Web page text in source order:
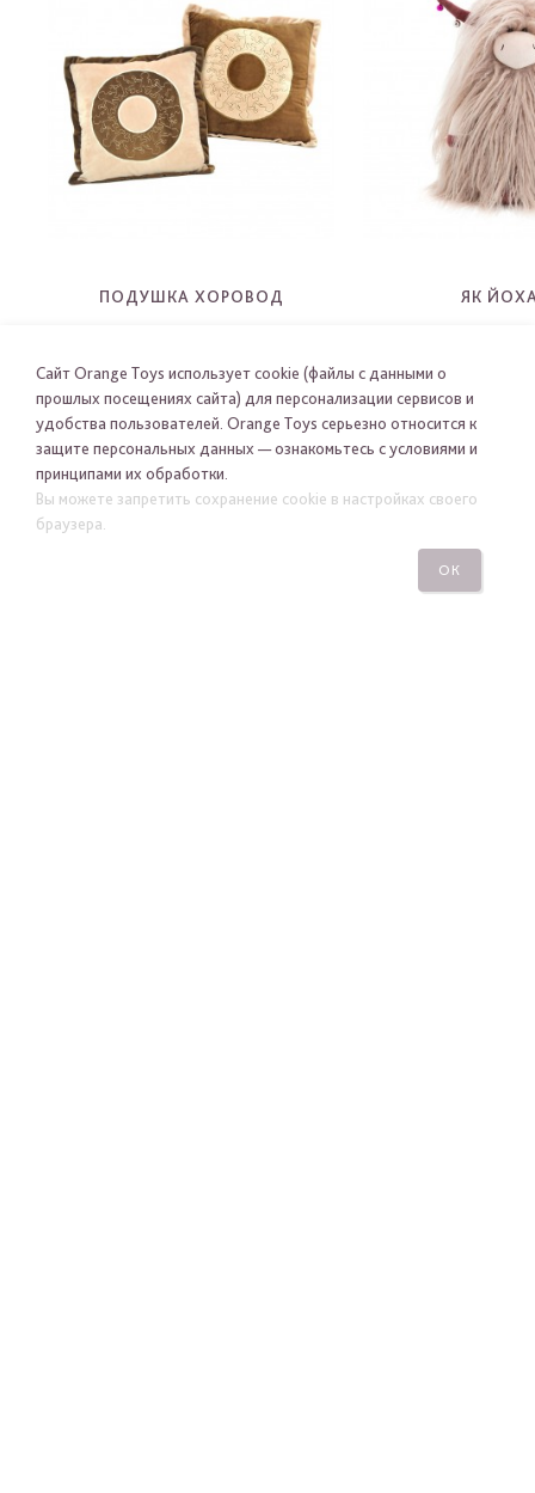
ПОДУШКА ХОРОВОД
-
ЯК
Я хочу получать новости Orange Toys по электронной
почте
Сайт Orange Toys использует cookie (файлы с данными о
прошлых посещениях сайта) для персонализации сервисов и
удобства пользователей. Orange Toys серьезно относится к
защите персональных данных — ознакомьтесь с условиями и
принципами их обработки.
Вы можете запретить сохранение cookie в настройках своего
браузера.
ОК